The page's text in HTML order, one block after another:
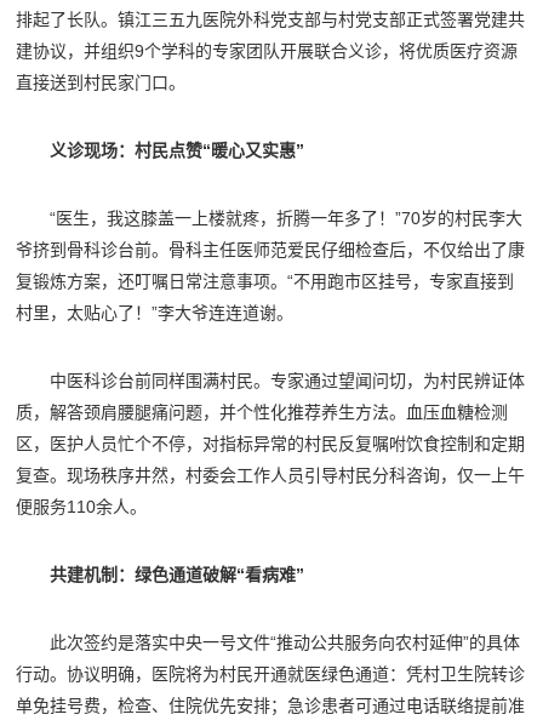
排起了长队。镇江三五九医院外科党支部与村党支部正式签署党建共
建协议，并组织9个学科的专家团队开展联合义诊，将优质医疗资源
直接送到村民家门口。
义诊现场：村民点赞“暖心又实惠”
“医生，我这膝盖一上楼就疼，折腾一年多了！”70岁的村民李大
爷挤到骨科诊台前。骨科主任医师范爱民仔细检查后，不仅给出了康
复锻炼方案，还叮嘱日常注意事项。“不用跑市区挂号，专家直接到
村里，太贴心了！”李大爷连连道谢。
中医科诊台前同样围满村民。专家通过望闻问切，为村民辨证体
质，解答颈肩腰腿痛问题，并个性化推荐养生方法。血压血糖检测
区，医护人员忙个不停，对指标异常的村民反复嘱咐饮食控制和定期
复查。现场秩序井然，村委会工作人员引导村民分科咨询，仅一上午
便服务110余人。
共建机制：绿色通道破解“看病难”
此次签约是落实中央一号文件“推动公共服务向农村延伸”的具体
行动。协议明确，医院将为村民开通就医绿色通道：凭村卫生院转诊
单免挂号费，检查、住院优先安排；急诊患者可通过电话联络提前准